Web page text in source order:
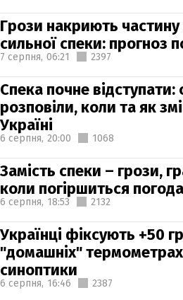
Грози накриють частину
сильної спеки: прогноз
7 серпня, 06:21 2397
Спека почне відступати:
розповіли, коли та як
Україні
6 серпня, 20:00 1068
Замість спеки – грози,
коли погіршиться погода
6 серпня, 18:53 2132
Українці фіксують +50
"домашніх"
синоптики
6 серпня, 16:46 2387